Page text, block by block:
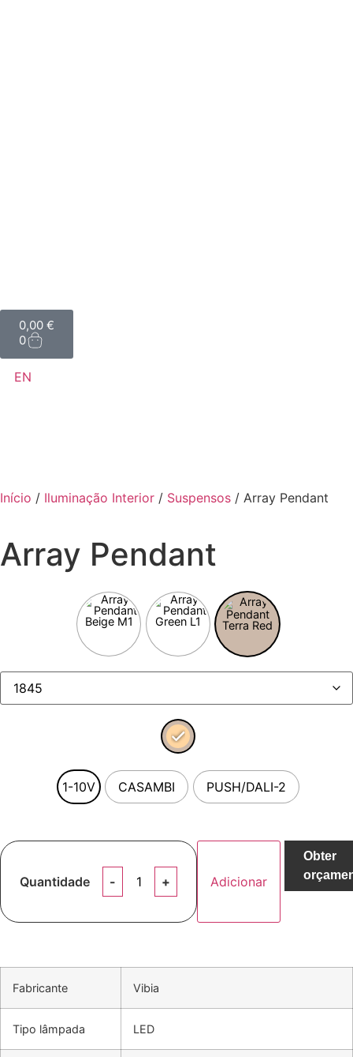
0,00 €
0
EN
Início / Iluminação Interior / Suspensos / Array Pendant
Array Pendant
1-10V CASAMBI PUSH/DALI-2
Quantidade Adicionar
Obter
Fabricante Vibia
Tipo lâmpada LED